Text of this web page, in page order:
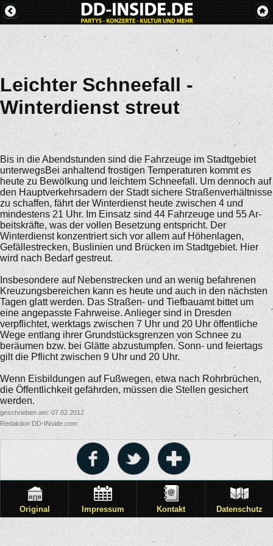
Leichter Schneefall -
Winterdienst streut
Bis in die Abendstunden sind die Fahrzeuge im Stadtgebiet
unterwegsBei anhaltend frostigen Temperaturen kommt es
heute zu Bewölkung und leichtem Schneefall. Um dennoch auf
den Hauptverkehrsadern der Stadt sichere Straßenverhältnisse
zu schaffen, fährt der Winterdienst heute zwischen 4 und
mindestens 21 Uhr. Im Einsatz sind 44 Fahrzeuge und 55 Ar-
beitskräfte, was der vollen Besetzung entspricht. Der
Winterdienst konzentriert sich vor allem auf Höhenlagen,
Gefällestrecken, Buslinien und Brücken im Stadtgebiet. Hier
wird nach Bedarf gestreut.
Insbesondere auf Nebenstrecken und an wenig befahrenen
Kreuzungsbereichen kann es heute und auch in den nächsten
Tagen glatt werden. Das Straßen- und Tiefbauamt bittet um
eine angepasste Fahrweise. Anlieger sind in Dresden
verpflichtet, werktags zwischen 7 Uhr und 20 Uhr öffentliche
Wege entlang ihrer Grundstücksgrenzen von Schnee zu
beräumen bzw. bei Glätte abzustumpfen. Sonn- und feiertags
gilt die Pflicht zwischen 9 Uhr und 20 Uhr.
Wenn Eisbildungen auf Fußwegen, etwa nach Rohrbrüchen,
die Öffentlichkeit gefährden, müssen die Stellen gesichert
werden.
geschrieben am: 07.02.2012
Redaktion DD-INside.com
Original Impressum Kontakt Datenschutz